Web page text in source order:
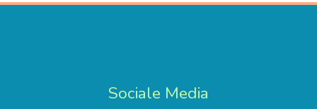
Sociale Media